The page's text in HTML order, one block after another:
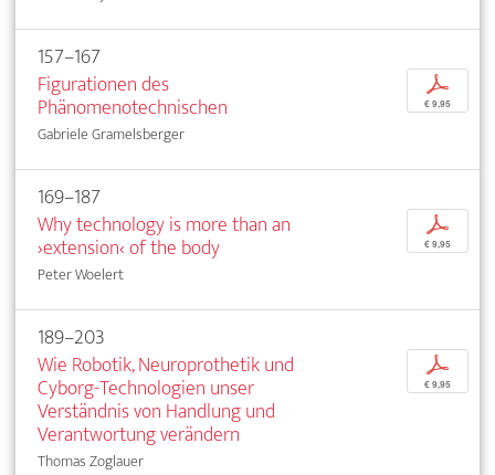
157–167
Figurationen des
Phänomenotechnischen
Gabriele Gramelsberger
p
€ 9,95
169–187
Why technology is more than an
›extension‹ of the body
Peter Woelert
p
€ 9,95
189–203
Wie Robotik, Neuroprothetik und
Cyborg-Technologien unser
Verständnis von Handlung und
Verantwortung verändern
Thomas Zoglauer
p
€ 9,95